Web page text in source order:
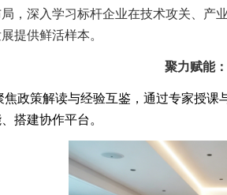
，深入学习标杆企业在技术攻关、产
提供鲜活样本。
聚力赋能
政策解读与经验互鉴，通过专家授课
搭建协作平台。